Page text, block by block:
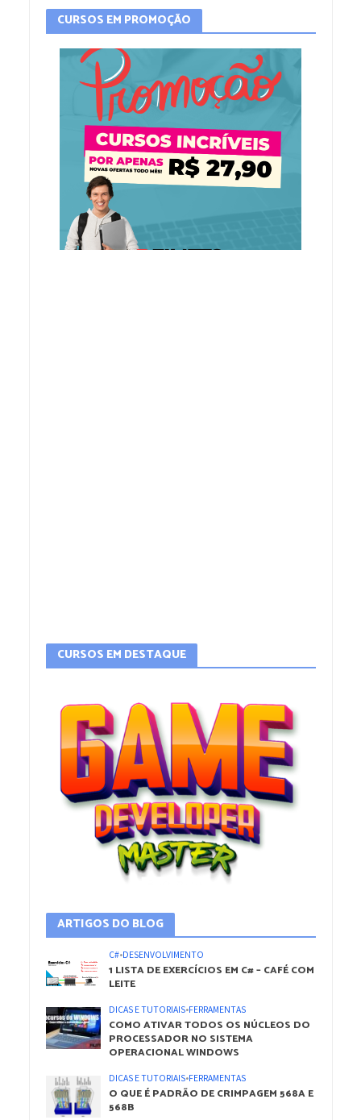
CURSOS EM PROMOÇÃO
CURSOS EM DESTAQUE
ARTIGOS DO BLOG
C#•DESENVOLVIMENTO
1 LISTA DE EXERCÍCIOS EM C# – CAFÉ COM
LEITE
DICAS E TUTORIAIS•FERRAMENTAS
COMO ATIVAR TODOS OS NÚCLEOS DO
PROCESSADOR NO SISTEMA
OPERACIONAL WINDOWS
DICAS E TUTORIAIS•FERRAMENTAS
O QUE É PADRÃO DE CRIMPAGEM 568A E
568B